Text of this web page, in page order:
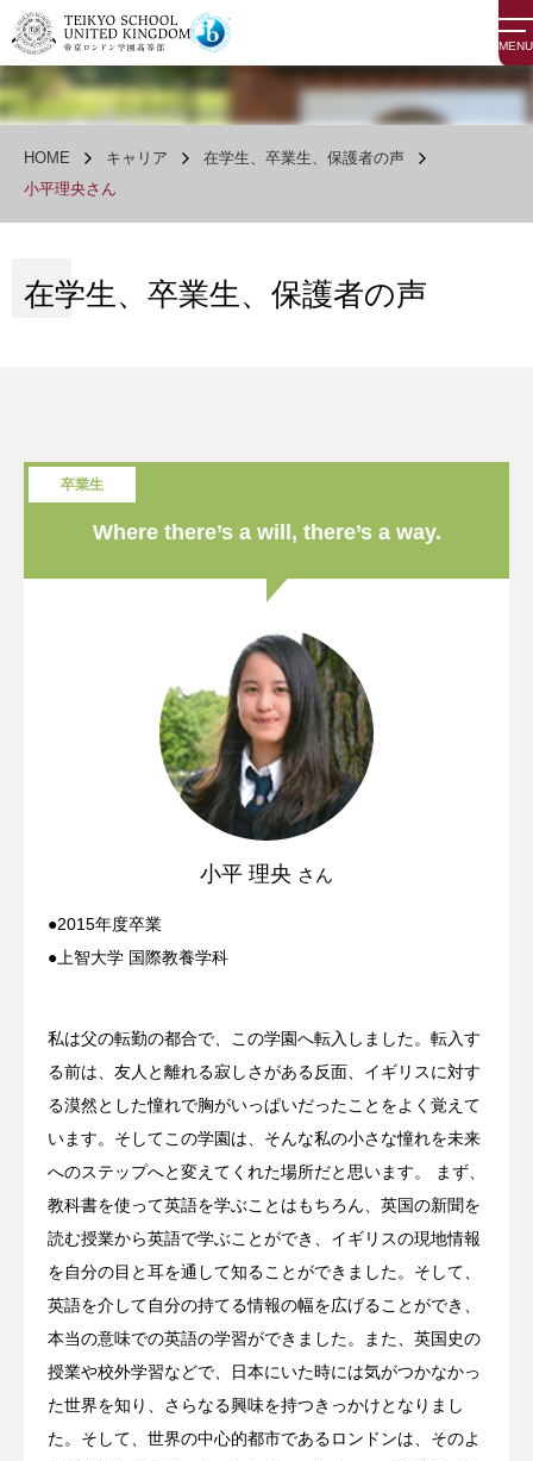
MENU
HOME キャリア
在学生、卒業生、保護者の声
小平理央さん
在学生、卒業生、保護者の声
卒業生
Where there’s a will, there’s a way.
小平 理央 さん
●2015年度卒業
●上智大学 国際教養学科
私は父の転勤の都合で、この学園へ転入しました。転入す
る前は、友人と離れる寂しさがある反面、イギリスに対す
る漠然とした憧れで胸がいっぱいだったことをよく覚えて
います。そしてこの学園は、そんな私の小さな憧れを未来
へのステップへと変えてくれた場所だと思います。 まず、
教科書を使って英語を学ぶことはもちろん、英国の新聞を
読む授業から英語で学ぶことができ、イギリスの現地情報
を自分の目と耳を通して知ることができました。そして、
英語を介して自分の持てる情報の幅を広げることができ、
本当の意味での英語の学習ができました。また、英国史の
授業や校外学習などで、日本にいた時には気がつかなかっ
た世界を知り、さらなる興味を持つきっかけとなりまし
た。そして、世界の中心的都市であるロンドンは、そのよ